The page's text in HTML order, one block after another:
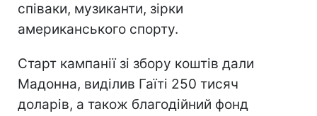
співаки, музиканти, зірки
американського спорту.
Старт кампанії зі збору коштів дали
Мадонна, виділив Гаїті 250 тисяч
доларів, а також благодійний фонд